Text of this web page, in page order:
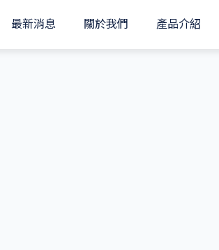
最新消息 關於我們 產品介紹